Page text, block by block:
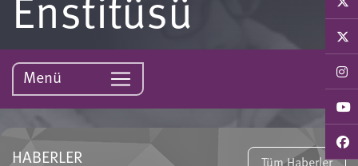
Menü
HABERLER Tüm Haberler